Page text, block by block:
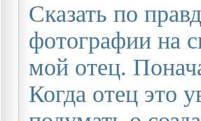
Сказать по
фотографии на
мой отец.
Когда отец это